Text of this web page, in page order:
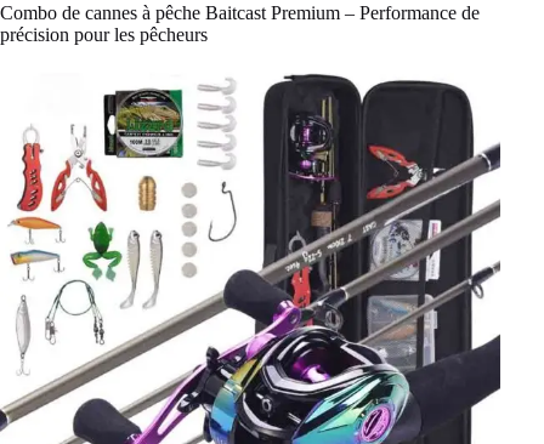
Combo de cannes à pêche Baitcast Premium – Performance de
précision pour les pêcheurs